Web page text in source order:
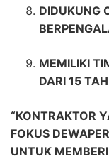
DIDUKUNG
MEMILIKI
DARI 15
“KONTRAKTOR
FOKUS
UNTUK